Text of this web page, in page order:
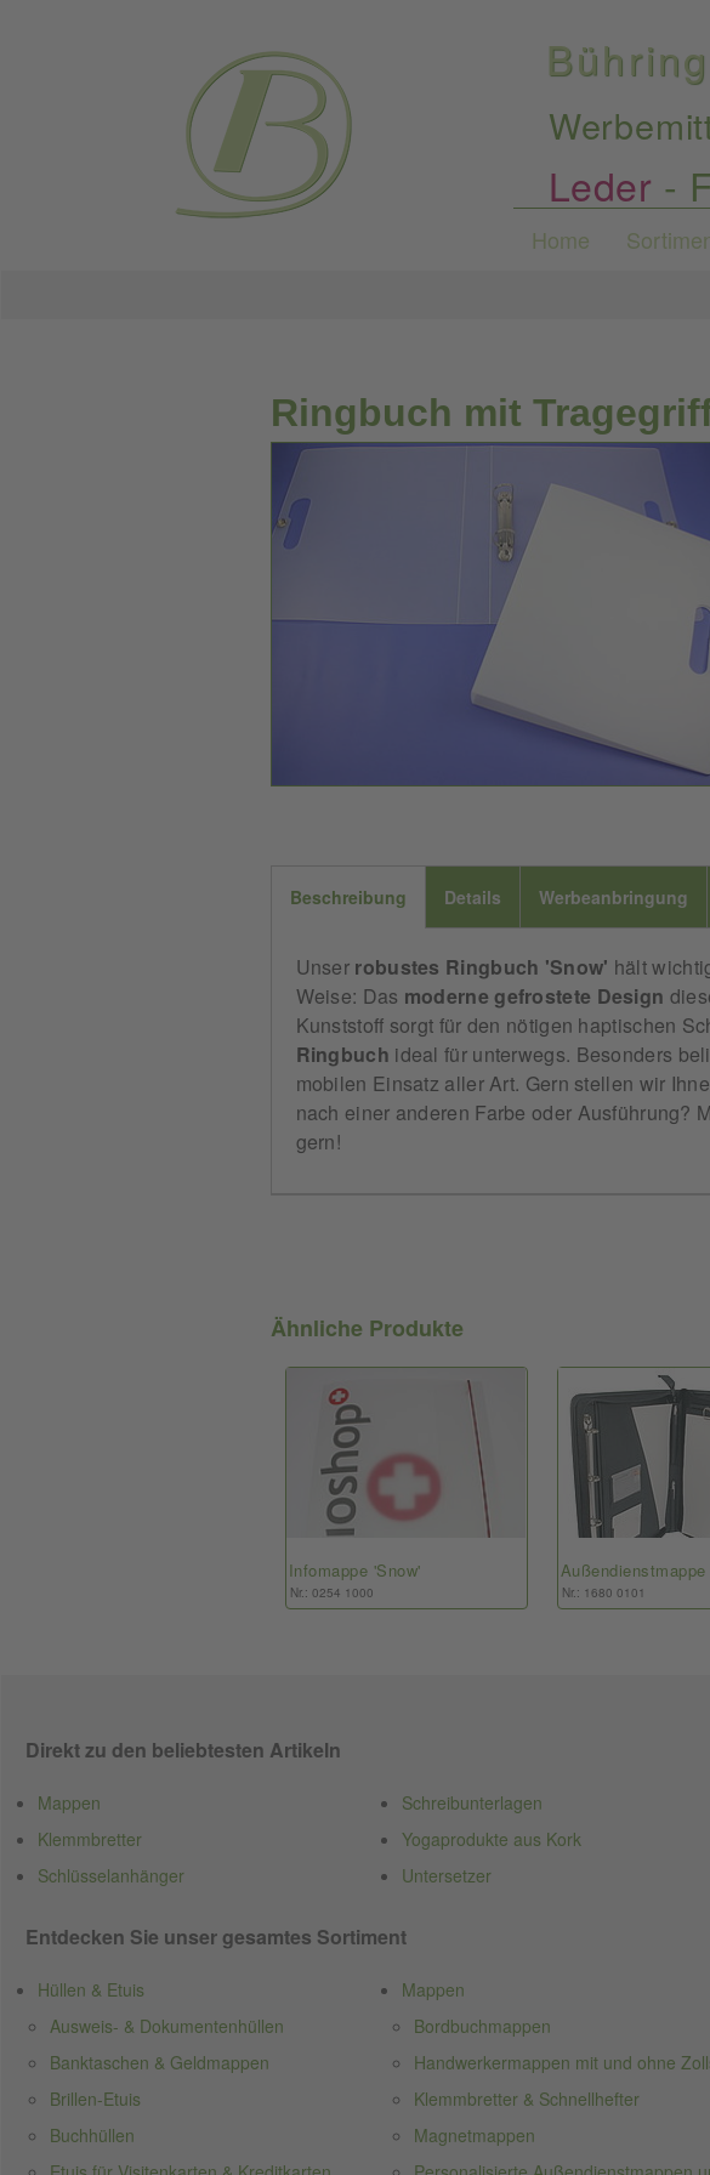
Leder -
Home
Ringbuch mit
Beschreibung Details Werbeanbringung
Unser robustes Ringbuch 'Snow' hält
Weise: Das moderne gefrostete Design
Kunststoff sorgt für den nötigen haptischen
Ringbuch ideal für unterwegs. Besonders
mobilen Einsatz aller Art. Gern stellen wir
nach einer anderen Farbe oder Ausführung?
gern!
Ähnliche Produkte
Infomappe 'Snow'
Nr.: 0254 1000 Nr.: 1680 0101
Direkt zu den beliebtesten Artikeln
Mappen Schreibunterlagen
Klemmbretter
Yogaprodukte aus Kork
Schlüsselanhänger
Untersetzer
Entdecken Sie unser gesamtes Sortiment
Hüllen & Etuis
Ausweis- & Dokumentenhüllen
Banktaschen & Geldmappen
Brillen-Etuis
Buchhüllen
Mappen
Bordbuchmappen
Handwerkermappen mit und ohne
Klemmbretter & Schnellhefter
Magnetmappen